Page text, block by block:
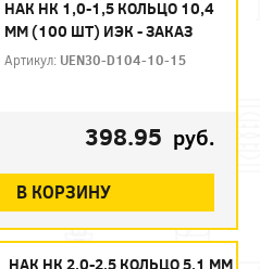
НАК НК 1,0-1,5 КОЛЬЦО 10,4
ММ (100 ШТ) ИЭК - ЗАКАЗ
Артикул: UEN30-D104-10-15
398.95 руб.
В КОРЗИНУ
НАК НК 2,0-2,5 КОЛЬЦО 5,1 ММ